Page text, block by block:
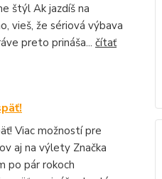
štýl Ak jazdíš na
vieš, že sériová výbava
preto prináša... čítať
Viac možností pre
aj na výlety Značka
po pár rokoch